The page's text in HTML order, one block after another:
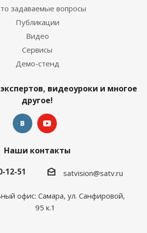
задаваемые вопросы
Публикации
Видео
Сервисы
Демо-стенд
видеоуроки и многое
другое!
Наши контакты
12-51
satvision@satv.ru
офис: Самара, ул. Санфировой,
95 к.1